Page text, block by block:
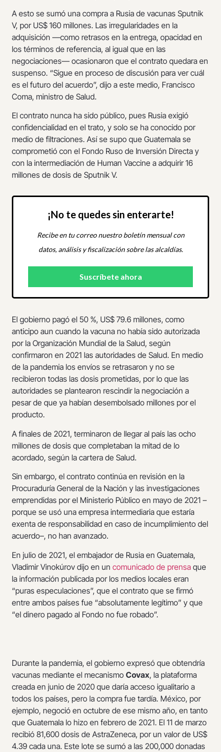
A esto se sumó una compra a Rusia de vacunas Sputnik
V, por US$ 160 millones. Las irregularidades en la
adquisición —como retrasos en la entrega, opacidad en
los términos de referencia, al igual que en las
negociaciones— ocasionaron que el contrato quedara en
suspenso. “Sigue en proceso de discusión para ver cuál
es el futuro del acuerdo”, dijo a este medio, Francisco
Coma, ministro de Salud.
El contrato nunca ha sido público, pues Rusia exigió
confidencialidad en el trato, y solo se ha conocido por
medio de filtraciones. Así se supo que Guatemala se
comprometió con el Fondo Ruso de Inversión Directa y
con la intermediación de Human Vaccine a adquirir 16
millones de dosis de Sputnik V.
¡No te quedes sin enterarte!
Recibe en tu correo nuestro boletín mensual con
datos, análisis y fiscalización sobre las alcaldías.
El gobierno pagó el 50 %, US$ 79.6 millones, como
anticipo aun cuando la vacuna no había sido autorizada
por la Organización Mundial de la Salud, según
confirmaron en 2021 las autoridades de Salud. En medio
de la pandemia los envíos se retrasaron y no se
recibieron todas las dosis prometidas, por lo que las
autoridades se plantearon rescindir la negociación a
pesar de que ya habían desembolsado millones por el
producto.
A finales de 2021, terminaron de llegar al país las ocho
millones de dosis que completaban la mitad de lo
acordado, según la cartera de Salud.
Sin embargo, el contrato continúa en revisión en la
Procuraduría General de la Nación y las investigaciones
emprendidas por el Ministerio Público en mayo de 2021 –
porque se usó una empresa intermediaria que estaría
exenta de responsabilidad en caso de incumplimiento del
acuerdo–, no han avanzado.
En julio de 2021, el embajador de Rusia en Guatemala,
Vladimir Vinokúrov dijo en un comunicado de prensa que
la información publicada por los medios locales eran
“puras especulaciones”, que el contrato que se firmó
entre ambos países fue “absolutamente legítimo” y que
“el dinero pagado al Fondo no fue robado”.
Durante la pandemia, el gobierno expresó que obtendría
vacunas mediante el mecanismo Covax, la plataforma
creada en junio de 2020 que daría acceso igualitario a
todos los países, pero la compra fue tardía. México, por
ejemplo, negoció en octubre de ese mismo año, en tanto
que Guatemala lo hizo en febrero de 2021. El 11 de marzo
recibió 81,600 dosis de AstraZeneca, por un valor de US$
4.39 cada una. Este lote se sumó a las 200,000 donadas